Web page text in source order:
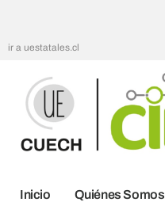
ir a uestatales.cl
Inicio Quiénes Somos